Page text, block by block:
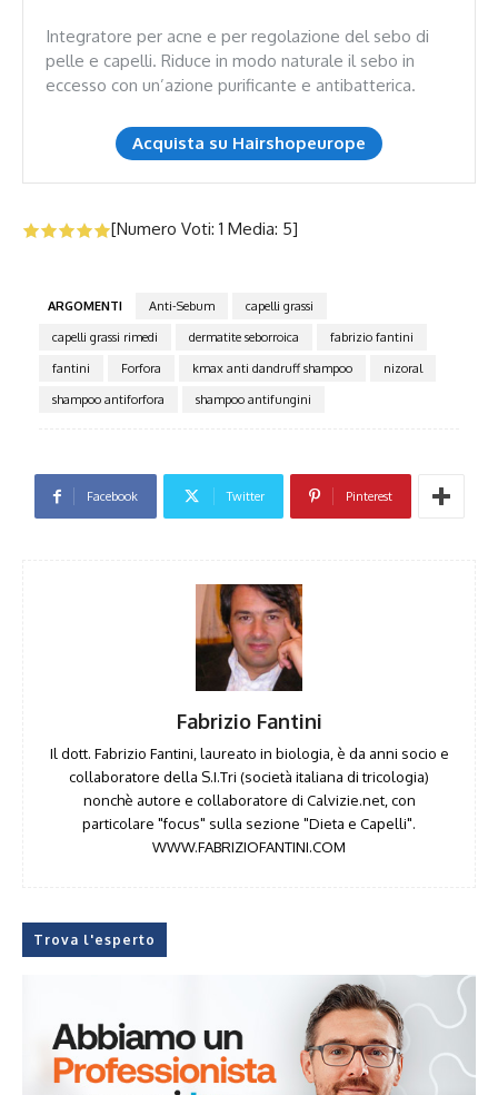
Integratore per acne e per regolazione del sebo di
pelle e capelli. Riduce in modo naturale il sebo in
eccesso con un’azione purificante e antibatterica.
Acquista su Hairshopeurope
[Numero Voti: 1 Media: 5]
ARGOMENTI Anti-Sebum
capelli grassi
capelli grassi rimedi
dermatite seborroica
fabrizio fantini
fantini
Forfora kmax anti dandruff shampoo
nizoral
shampoo antiforfora
shampoo antifungini
Facebook Twitter Pinterest
Fabrizio Fantini
Il dott. Fabrizio Fantini, laureato in biologia, è da anni socio e
collaboratore della S.I.Tri (società italiana di tricologia)
nonchè autore e collaboratore di Calvizie.net, con
particolare "focus" sulla sezione "Dieta e Capelli".
WWW.FABRIZIOFANTINI.COM
Trova l'esperto